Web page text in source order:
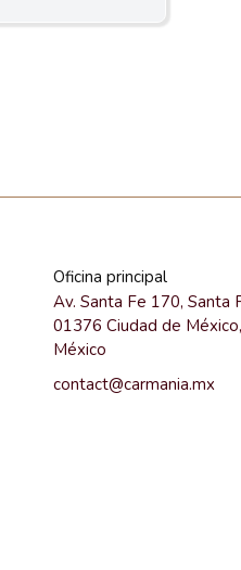
Oficina principal
Av. Santa Fe 170, Santa
01376 Ciudad de
México
contact@carmania.mx